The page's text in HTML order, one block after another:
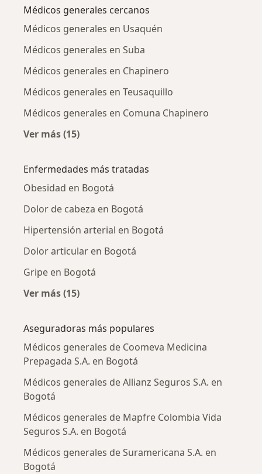
Médicos generales cercanos
Médicos generales en Usaquén
Médicos generales en Suba
Médicos generales en Chapinero
Médicos generales en Teusaquillo
Médicos generales en Comuna Chapinero
Ver más (15)
Enfermedades más tratadas
Obesidad en Bogotá
Dolor de cabeza en Bogotá
Hipertensión arterial en Bogotá
Dolor articular en Bogotá
Gripe en Bogotá
Ver más (15)
Aseguradoras más populares
Médicos generales de Coomeva Medicina
Prepagada S.A. en Bogotá
Médicos generales de Allianz Seguros S.A. en
Bogotá
Médicos generales de Mapfre Colombia Vida
Seguros S.A. en Bogotá
Médicos generales de Suramericana S.A. en
Bogotá